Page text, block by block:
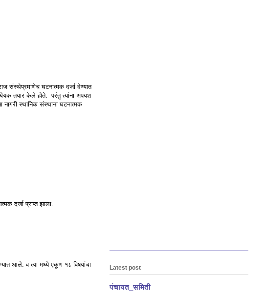
संस्थेप्रमाणेच घटनात्मक दर्जा देण्यात
तयार केले होते. परंतु त्यांना अपयश
स्थानिक संस्थाना घटनात्मक
दर्जा प्राप्त झाला.
आले. व त्या मध्ये एकूण १८ विषयांचा
Latest post
पंचायत_समिती